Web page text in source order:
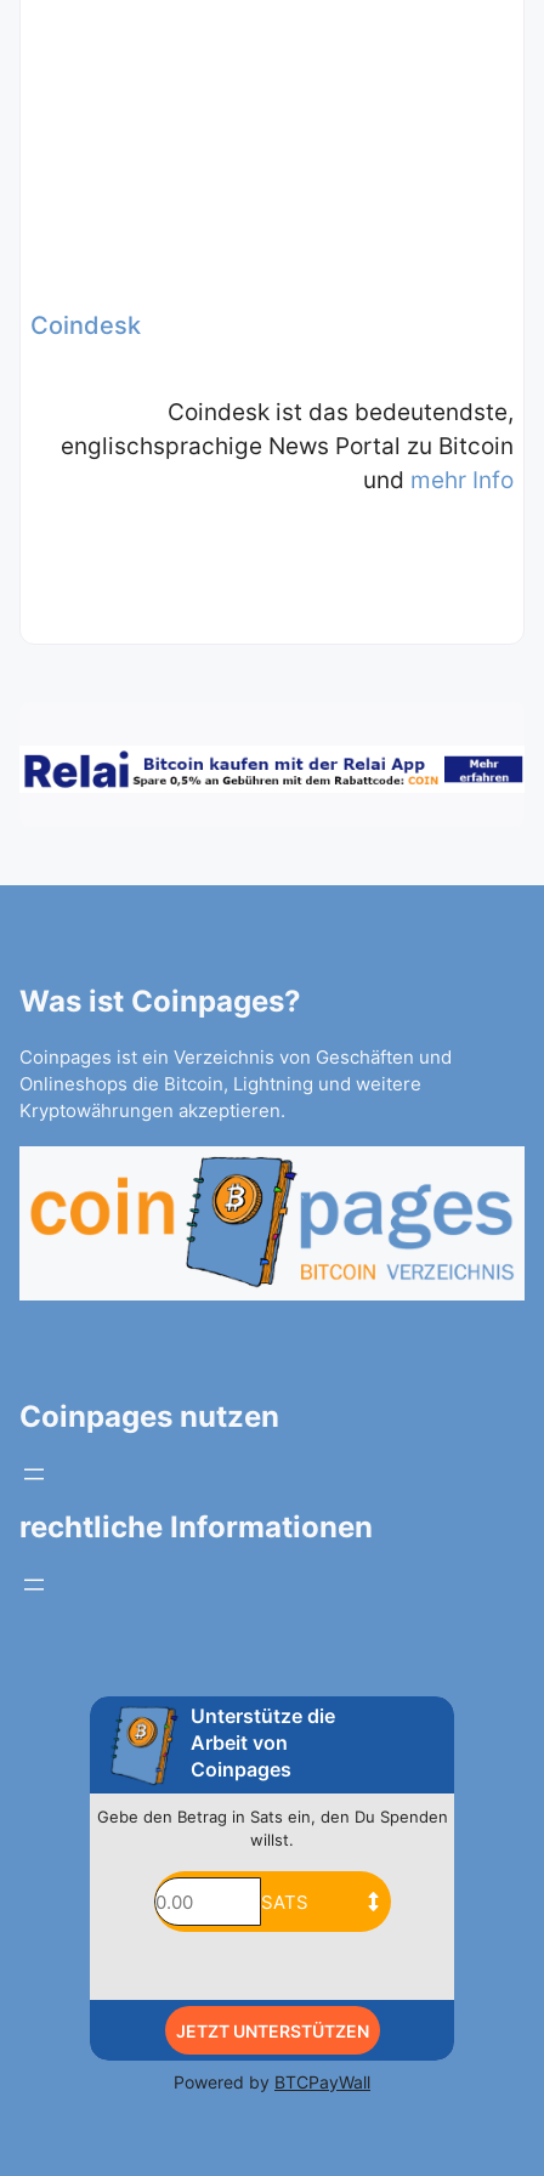
Coindesk
Coindesk ist das bedeutendste,
englischsprachige News Portal zu Bitcoin
und mehr Info
Was ist Coinpages?
Coinpages ist ein Verzeichnis von Geschäften und
Onlineshops die Bitcoin, Lightning und weitere
Kryptowährungen akzeptieren.
Coinpages nutzen
rechtliche Informationen
Unterstütze die
Arbeit von
Coinpages
Gebe den Betrag in Sats ein, den Du Spenden
willst.
JETZT UNTERSTÜTZEN
Powered by BTCPayWall